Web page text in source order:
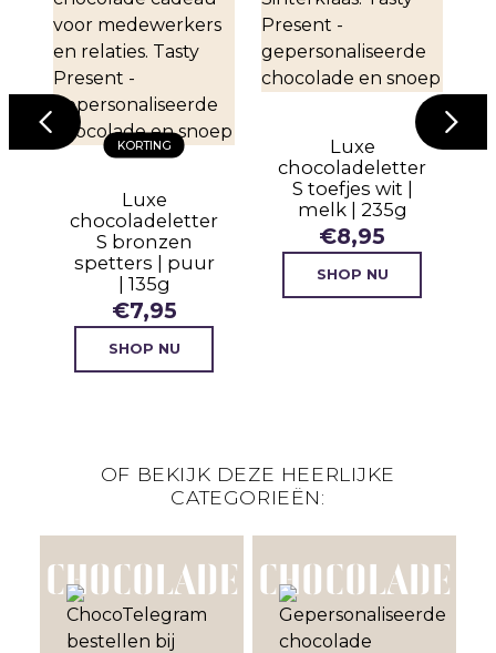
KORTING
Luxe
chocoladeletter
S bronzen
spetters | puur
| 135g
€7,95
SHOP NU
Luxe
chocoladeletter
S toefjes wit |
melk | 235g
€8,95
SHOP NU
OF BEKIJK DEZE HEERLIJKE
CATEGORIEËN:
CHOCOLADE CHOCOLADE